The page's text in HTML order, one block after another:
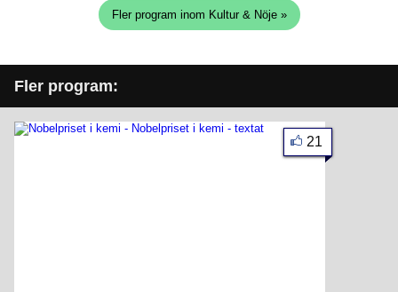
Fler program inom Kultur & Nöje »
Fler program:
21